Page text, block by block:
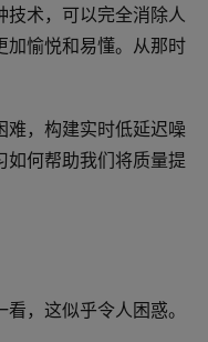
技术，可以完全消除人
加愉悦和易懂。从那时
难，构建实时低延迟噪
如何帮助我们将质量提
，这似乎令人困惑。